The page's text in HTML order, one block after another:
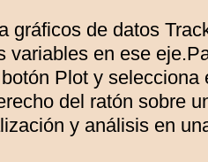
gráficos de datos
variables en ese
Plot y selecciona
del ratón sobre
y análisis en